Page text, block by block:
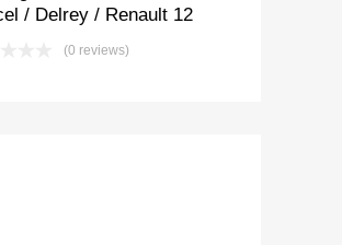
/ Delrey / Renault 12
(0 reviews)